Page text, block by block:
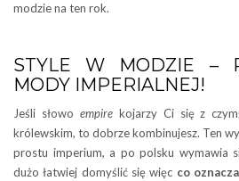
modzie na ten rok.
STYLE W MODZIE –
MODY IMPERIALNEJ!
Jeśli słowo empirekojarzy Ci się z
królewskim, to dobrze kombinujesz. Ten
prostu imperium, a po polsku wymawia
dużo łatwiej domyślić się więc co